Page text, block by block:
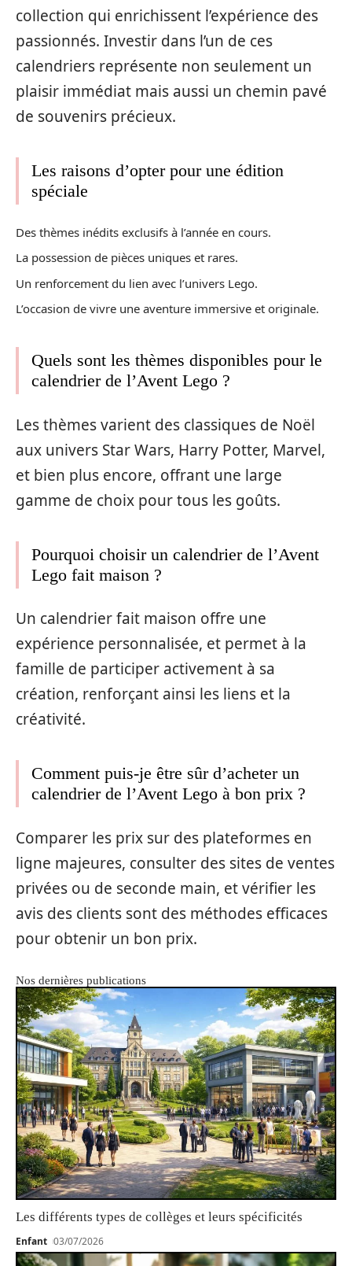
collection qui enrichissent l’expérience des
passionnés. Investir dans l’un de ces
calendriers représente non seulement un
plaisir immédiat mais aussi un chemin pavé
de souvenirs précieux.
Les raisons d’opter pour une édition
spéciale
Des thèmes inédits exclusifs à l’année en cours.
La possession de pièces uniques et rares.
Un renforcement du lien avec l’univers Lego.
L’occasion de vivre une aventure immersive et originale.
Quels sont les thèmes disponibles pour le
calendrier de l’Avent Lego ?
Les thèmes varient des classiques de Noël
aux univers Star Wars, Harry Potter, Marvel,
et bien plus encore, offrant une large
gamme de choix pour tous les goûts.
Pourquoi choisir un calendrier de l’Avent
Lego fait maison ?
Un calendrier fait maison offre une
expérience personnalisée, et permet à la
famille de participer activement à sa
création, renforçant ainsi les liens et la
créativité.
Comment puis-je être sûr d’acheter un
calendrier de l’Avent Lego à bon prix ?
Comparer les prix sur des plateformes en
ligne majeures, consulter des sites de ventes
privées ou de seconde main, et vérifier les
avis des clients sont des méthodes efficaces
pour obtenir un bon prix.
Nos dernières publications
Les différents types de collèges et leurs spécificités
Enfant 03/07/2026